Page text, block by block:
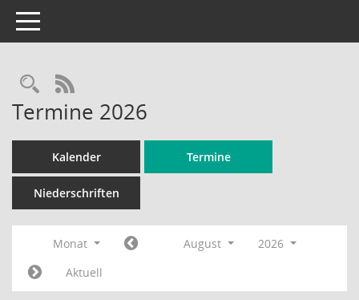
Toggle navigation
Rechercheauswahl
RSS-Feed
Termine 2026
Kalender Termine
Niederschriften
Monat August
2026
Aktuell